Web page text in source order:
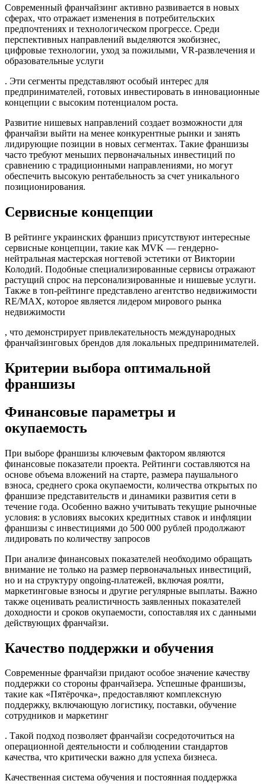
Современный франчайзинг активно развивается в новых
сферах, что отражает изменения в потребительских
предпочтениях и технологическом прогрессе. Среди
перспективных направлений выделяются экобизнес,
цифровые технологии, уход за пожилыми, VR-развлечения и
образовательные услуги
. Эти сегменты представляют особый интерес для
предпринимателей, готовых инвестировать в инновационные
концепции с высоким потенциалом роста.
Развитие нишевых направлений создает возможности для
франчайзи выйти на менее конкурентные рынки и занять
лидирующие позиции в новых сегментах. Такие франшизы
часто требуют меньших первоначальных инвестиций по
сравнению с традиционными направлениями, но могут
обеспечить высокую рентабельность за счет уникального
позиционирования.
Сервисные концепции
В рейтинге украинских франшиз присутствуют интересные
сервисные концепции, такие как MVK — гендерно-
нейтральная мастерская ногтевой эстетики от Виктории
Колодий. Подобные специализированные сервисы отражают
растущий спрос на персонализированные и нишевые услуги.
Также в топ-рейтинге представлено агентство недвижимости
RE/MAX, которое является лидером мирового рынка
недвижимости
, что демонстрирует привлекательность международных
франчайзинговых брендов для локальных предпринимателей.
Критерии выбора оптимальной
франшизы
Финансовые параметры и
окупаемость
При выборе франшизы ключевым фактором являются
финансовые показатели проекта. Рейтинги составляются на
основе объема вложений на старте, размера паушального
взноса, среднего срока окупаемости, количества открытых по
франшизе представительств и динамики развития сети в
течение года. Особенно важно учитывать текущие рыночные
условия: в условиях высоких кредитных ставок и инфляции
франшизы с инвестициями до 500 000 рублей продолжают
лидировать по количеству запросов
При анализе финансовых показателей необходимо обращать
внимание не только на размер первоначальных инвестиций,
но и на структуру ongoing-платежей, включая роялти,
маркетинговые взносы и другие регулярные выплаты. Важно
также оценивать реалистичность заявленных показателей
доходности и сроков окупаемости, сопоставляя их с данными
действующих франчайзи.
Качество поддержки и обучения
Современные франчайзи придают особое значение качеству
поддержки со стороны франчайзера. Успешные франшизы,
такие как «Пятёрочка», предоставляют комплексную
поддержку, включающую логистику, поставки, обучение
сотрудников и маркетинг
. Такой подход позволяет франчайзи сосредоточиться на
операционной деятельности и соблюдении стандартов
качества, что критически важно для успеха бизнеса.
Качественная система обучения и постоянная поддержка